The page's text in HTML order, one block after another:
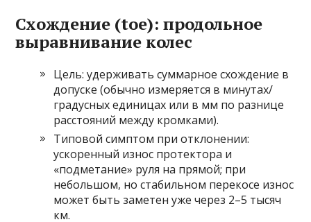
Схождение (toe): продольное
выравнивание колес
Цель: удерживать суммарное схождение в
допуске (обычно измеряется в минутах/
градусных единицах или в мм по разнице
расстояний между кромками).
Типовой симптом при отклонении:
ускоренный износ протектора и
«подметание» руля на прямой; при
небольшом, но стабильном перекосе износ
может быть заметен уже через 2–5 тысяч
км.